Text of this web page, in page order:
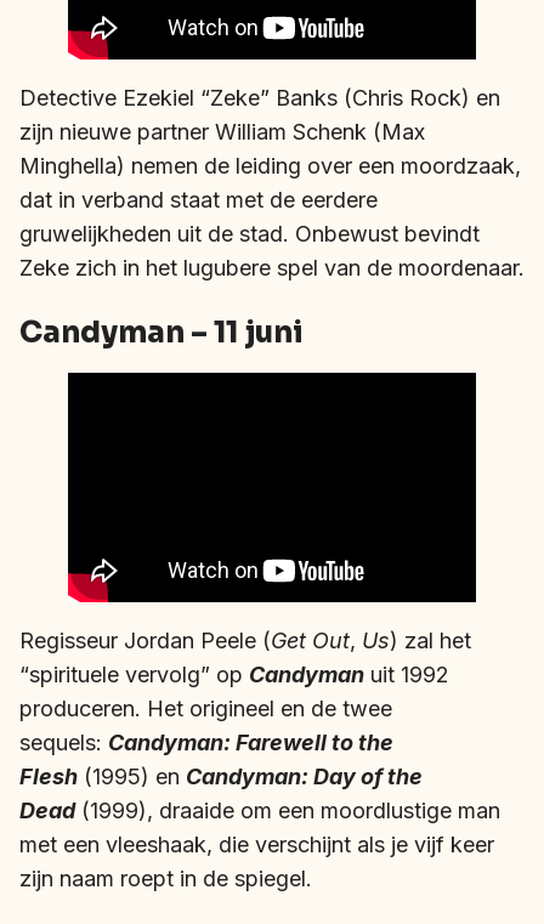
Detective Ezekiel “Zeke” Banks (Chris Rock) en
zijn nieuwe partner William Schenk (Max
Minghella) nemen de leiding over een moordzaak,
dat in verband staat met de eerdere
gruwelijkheden uit de stad. Onbewust bevindt
Zeke zich in het lugubere spel van de moordenaar.
Candyman – 11 juni
Regisseur Jordan Peele (Get Out, Us) zal het
“spirituele vervolg” op Candyman uit 1992
produceren. Het origineel en de twee
sequels: Candyman: Farewell to the
Flesh (1995) en Candyman: Day of the
Dead(1999), draaide om een moordlustige man
met een vleeshaak, die verschijnt als je vijf keer
zijn naam roept in de spiegel.